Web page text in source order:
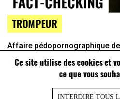
Ce site utilise des cookies et
ce que vous
INTERDIRE TOUS
TROMPEUR
Affaire pédopornographique
flou